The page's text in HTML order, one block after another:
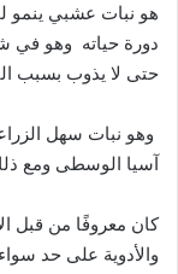
هو نبات عشبي ينمو
دورة حياته وهو
حتى لا يذوب بسبب
وهو نبات سهل
آسيا الوسطى ومع
والأدوية على حد